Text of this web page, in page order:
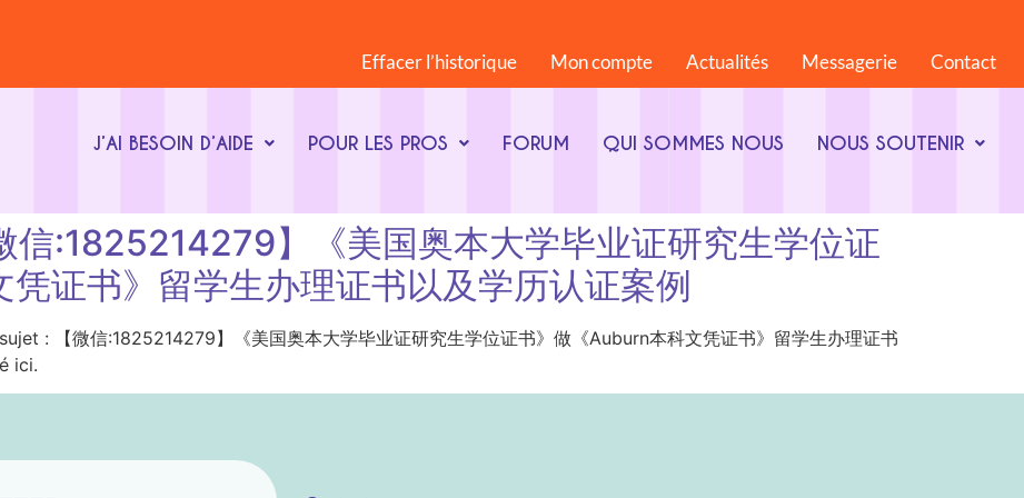
Effacer l’historique Mon compte Actualités Messagerie Contact
J’AI BESOIN D’AIDE POUR LES PROS FORUM QUI SOMMES NOUS NOUS SOUTENIR
:1825214279】《美国奥本大学毕业证研究生学位证
证书》留学生办理证书以及学历认证案例
: 【微信:1825214279】《美国奥本大学毕业证研究生学位证书》做《Auburn本科文凭证书》留学生办理证书
ici.